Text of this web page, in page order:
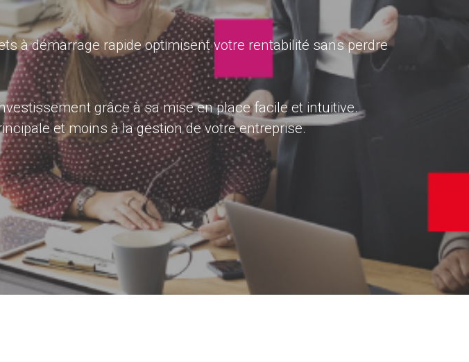
à démarrage rapide optimisent votre rentabilité sans perdre
grâce à sa mise en place facile et intuitive.
et moins à la gestion de votre entreprise.